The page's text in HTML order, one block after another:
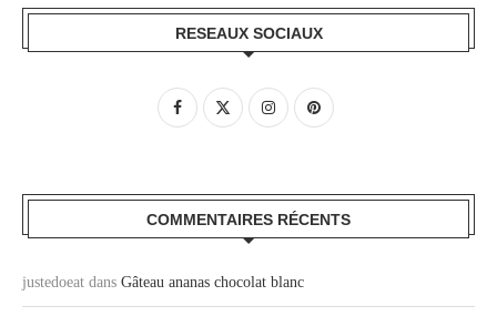
RESEAUX SOCIAUX
COMMENTAIRES RÉCENTS
justedoeat dans Gâteau ananas chocolat blanc